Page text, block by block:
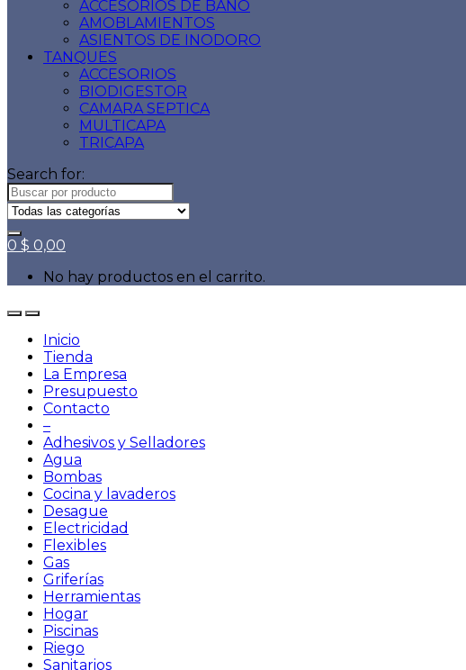
ACCESORIOS DE BAÑO
AMOBLAMIENTOS
ASIENTOS DE INODORO
TANQUES
ACCESORIOS
BIODIGESTOR
CAMARA SEPTICA
MULTICAPA
TRICAPA
Search for:
0 $ 0,00
No hay productos en el carrito.
Inicio
Tienda
La Empresa
Presupuesto
Contacto
–
Adhesivos y Selladores
Agua
Bombas
Cocina y lavaderos
Desague
Electricidad
Flexibles
Gas
Griferías
Herramientas
Hogar
Piscinas
Riego
Sanitarios